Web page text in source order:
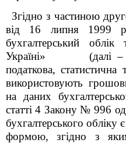
Згідно з частиною
від 16 липня
бухгалтерський облік
Україні» (далі –
податкова,
використовують
на даних
статті 4 Закону № 996
бухгалтерського обліку
формою, згідно з